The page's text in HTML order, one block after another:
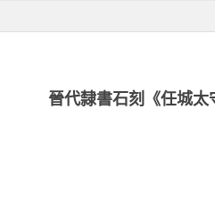
晉代隸書石刻《任城太